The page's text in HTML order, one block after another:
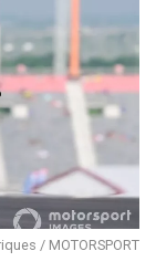
/ MOTORSPORT